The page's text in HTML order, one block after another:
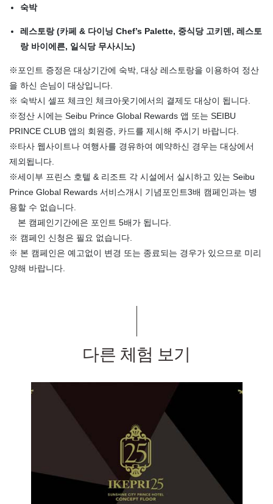
숙박
레스토랑 (카페 & 다이닝 Chef’s Palette, 중식당 고키덴, 레스토
랑 바이에른, 일식당 무사시노)
※포인트 증정은 대상기간에 숙박, 대상 레스토랑을 이용하여 정산
을 하신 손님이 대상입니다.
※ 숙박시 셀프 체크인 체크아웃기에서의 결제도 대상이 됩니다.
※정산 시에는 Seibu Prince Global Rewards 앱 또는 SEIBU
PRINCE CLUB 앱의 회원증, 카드를 제시해 주시기 바랍니다.
※타사 웹사이트나 여행사를 경유하여 예약하신 경우는 대상에서
제외됩니다.
※세이부 프린스 호텔 & 리조트 각 시설에서 실시하고 있는 Seibu
Prince Global Rewards 서비스개시 기념포인트3배 캠페인과는 병
용할 수 없습니다.
본 캠페인기간에은 포인트 5배가 됩니다.
※ 캠페인 신청은 필요 없습니다.
※ 본 캠페인은 예고없이 변경 또는 종료되는 경우가 있으므로 미리
양해 바랍니다.
다른 체험 보기